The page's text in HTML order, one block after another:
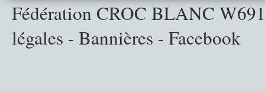
Fédération CROC BLANC
légales - Bannières - Facebook